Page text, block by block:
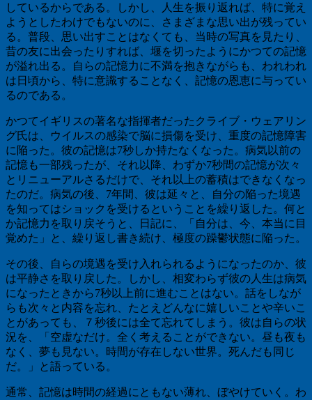
しているからである。しかし、人生を振り返れば、特に覚え
ようとしたわけでもないのに、さまざまな思い出が残ってい
る。普段、思い出すことはなくても、当時の写真を見たり、
昔の友に出会ったりすれば、堰を切ったようにかつての記憶
が溢れ出る。自らの記憶力に不満を抱きながらも、われわれ
は日頃から、特に意識することなく、記憶の恩恵に与ってい
るのである。
かつてイギリスの著名な指揮者だったクライブ・ウェアリン
グ氏は、ウイルスの感染で脳に損傷を受け、重度の記憶障害
に陥った。彼の記憶は7秒しか持たなくなった。病気以前の
記憶も一部残ったが、それ以降、わずか7秒間の記憶が次々
とリニューアルさるだけで、それ以上の蓄積はできなくなっ
たのだ。病気の後、 7年間、彼は延々と、自分の陥った境遇
を知ってはショックを受けるということを繰り返した。何と
か記憶力を取り戻そうと、日記に、「自分は、今、本当に目
覚めた」と、繰り返し書き続け、極度の躁鬱状態に陥った。
その後、自らの境遇を受け入れられるようになったのか、彼
は平静さを取り戻した。しかし、相変わらず彼の人生は病気
になったときから7秒以上前に進むことはない。話をしなが
らも次々と内容を忘れ、たとえどんなに嬉しいことや辛いこ
とがあっても、７秒後には全て忘れてしまう。彼は自らの状
況を、「空虚なだけ。全く考えることができない。昼も夜も
なく、夢も見ない。時間が存在しない世界。死んだも同じ
だ。」と語っている。
通常、記憶は時間の経過にともない薄れ、ぼやけていく。わ